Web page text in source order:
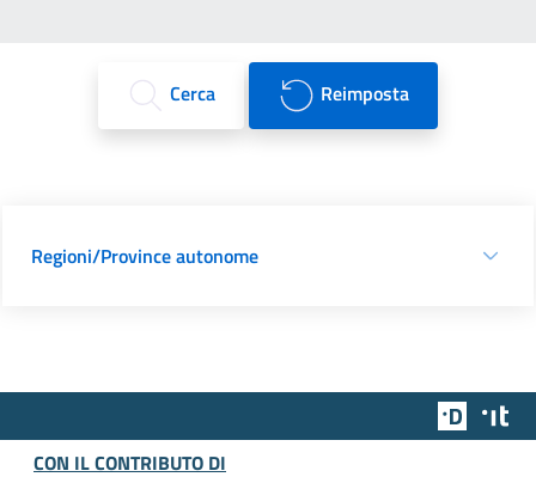
Cerca Reimposta
Regioni/Province autonome
Team
CON IL CONTRIBUTO DI